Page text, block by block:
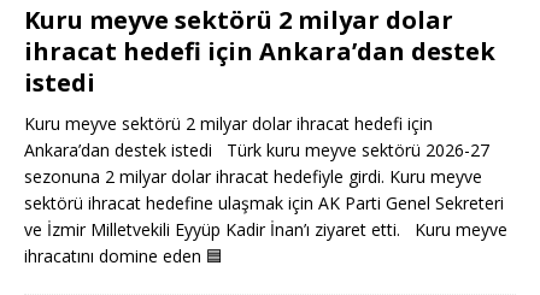
Kuru meyve sektörü 2 milyar dolar
ihracat hedefi için Ankara’dan destek
istedi
Kuru meyve sektörü 2 milyar dolar ihracat hedefi için
Ankara’dan destek istedi Türk kuru meyve sektörü 2026-27
sezonuna 2 milyar dolar ihracat hedefiyle girdi. Kuru meyve
sektörü ihracat hedefine ulaşmak için AK Parti Genel Sekreteri
ve İzmir Milletvekili Eyyüp Kadir İnan’ı ziyaret etti. Kuru meyve
ihracatını domine eden 🟦